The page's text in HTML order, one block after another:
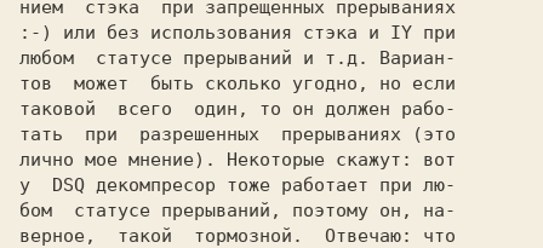
:-)
или без использования стэка и IY при
любом  статусе прерываний и т.д. Вариан-
тов  может  быть сколько угодно, но если
таковой  всего  один, то он должен рабо-
тать  при  разрешенных  прерываниях (это
лично мое мнение). Некоторые скажут: вот
у
DSQ декомпресор тоже работает при лю-
бом  статусе прерываний, поэтому он, на-
верное,  такой  тормозной.  Отвечаю: что